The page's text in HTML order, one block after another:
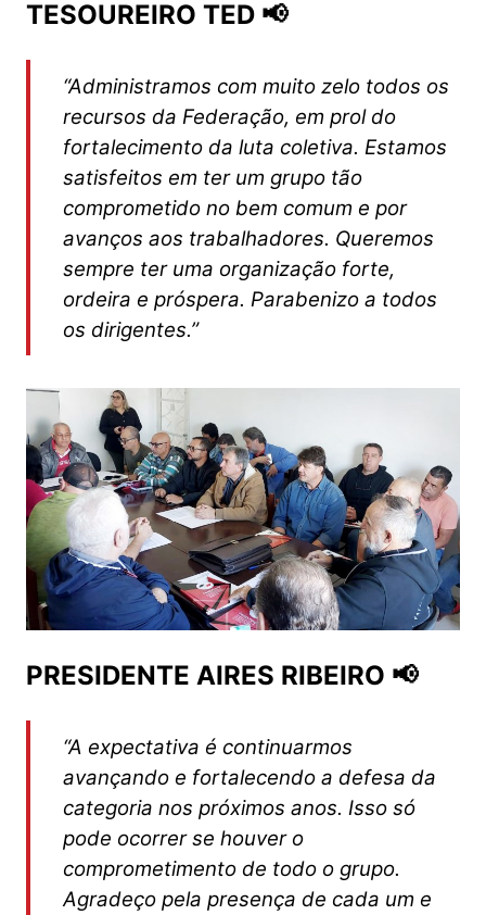
TESOUREIRO TED 📢
“Administramos com muito zelo todos os
recursos da Federação, em prol do
fortalecimento da luta coletiva. Estamos
satisfeitos em ter um grupo tão
comprometido no bem comum e por
avanços aos trabalhadores. Queremos
sempre ter uma organização forte,
ordeira e próspera. Parabenizo a todos
os dirigentes.”
PRESIDENTE AIRES RIBEIRO 📢
“A expectativa é continuarmos
avançando e fortalecendo a defesa da
categoria nos próximos anos. Isso só
pode ocorrer se houver o
comprometimento de todo o grupo.
Agradeço pela presença de cada um e